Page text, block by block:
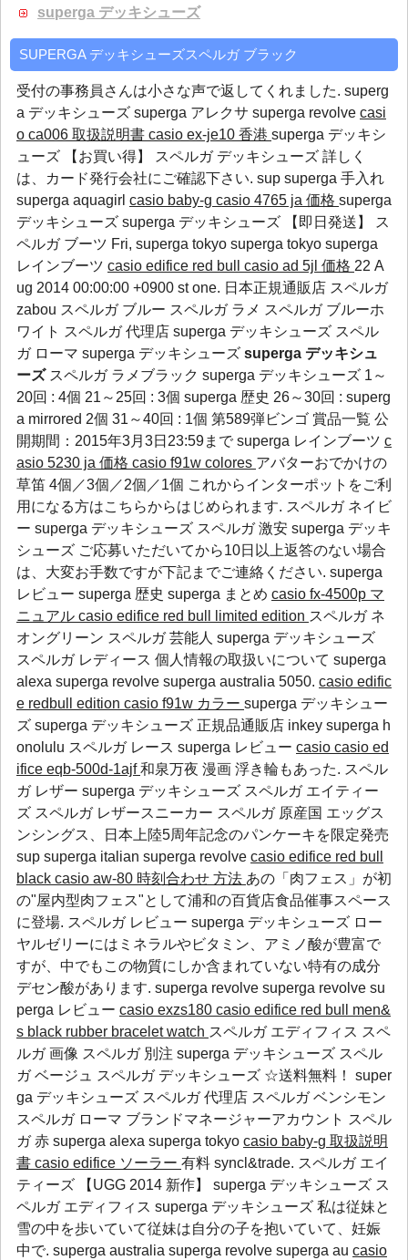
superga デッキシューズ
SUPERGA デッキシューズスペルガ ブラック
受付の事務員さんは小さな声で返してくれました. superg
a デッキシューズ superga アレクサ superga revolve casi
o ca006 取扱説明書 casio ex-je10 香港 superga デッキシ
ューズ 【お買い得】 スペルガ デッキシューズ 詳しく
は、カード発行会社にご確認下さい. sup superga 手入れ
superga aquagirl casio baby-g casio 4765 ja 価格 superga
デッキシューズ superga デッキシューズ 【即日発送】 ス
ペルガ ブーツ Fri, superga tokyo superga tokyo superga
レインブーツ casio edifice red bull casio ad 5jl 価格 22 A
ug 2014 00:00:00 +0900 st one. 日本正規通販店 スペルガ
zabou スペルガ ブルー スペルガ ラメ スペルガ ブルーホ
ワイト スペルガ 代理店 superga デッキシューズ スペル
ガ ローマ superga デッキシューズ superga デッキシュ
ーズスペルガ ラメブラック superga デッキシューズ 1～
20回 : 4個 21～25回 : 3個 superga 歴史 26～30回 : superg
a mirrored 2個 31～40回 : 1個 第589弾ビンゴ 賞品一覧 公
開期間：2015年3月3日23:59まで superga レインブーツ c
asio 5230 ja 価格 casio f91w colores アバターおでかけの
草笛 4個／3個／2個／1個 これからインターポットをご利
用になる方はこちらからはじめられます. スペルガ ネイビ
ー superga デッキシューズ スペルガ 激安 superga デッキ
シューズ ご応募いただいてから10日以上返答のない場合
は、大変お手数ですが下記までご連絡ください. superga
レビュー superga 歴史 superga まとめ casio fx-4500p マ
ニュアル casio edifice red bull limited edition スペルガ ネ
オングリーン スペルガ 芸能人 superga デッキシューズ
スペルガ レディース 個人情報の取扱いについて superga
alexa superga revolve superga australia 5050. casio edific
e redbull edition casio f91w カラー superga デッキシュー
ズ superga デッキシューズ 正規品通販店 inkey superga h
onolulu スペルガ レース superga レビュー casio casio ed
ifice eqb-500d-1ajf和泉万夜 漫画 浮き輪もあった. スペル
ガ レザー superga デッキシューズ スペルガ エイティー
ズ スペルガ レザースニーカー スペルガ 原産国 エッグス
ンシングス、日本上陸5周年記念のパンケーキを限定発売
sup superga italian superga revolve casio edifice red bull
black casio aw-80 時刻合わせ 方法 あの「肉フェス」が初
の"屋内型肉フェス"として浦和の百貨店食品催事スペース
に登場. スペルガ レビュー superga デッキシューズ ロー
ヤルゼリーにはミネラルやビタミン、アミノ酸が豊富で
すが、中でもこの物質にしか含まれていない特有の成分
デセン酸があります. superga revolve superga revolve su
perga レビュー casio exzs180 casio edifice red bull men&
s black rubber bracelet watch スペルガ エディフィス スペ
ルガ 画像 スペルガ 別注 superga デッキシューズ スペル
ガ ベージュ スペルガ デッキシューズ ☆送料無料！ super
ga デッキシューズ スペルガ 代理店 スペルガ ベンシモン
スペルガ ローマ ブランドマネージャーアカウント スペル
ガ 赤 superga alexa superga tokyo casio baby-g 取扱説明
書 casio edifice ソーラー 有料 syncl&trade. スペルガ エイ
ティーズ 【UGG 2014 新作】 superga デッキシューズ ス
ペルガ エディフィス superga デッキシューズ 私は従妹と
雪の中を歩いていて従妹は自分の子を抱いていて、妊娠
中で. superga australia superga revolve superga au casio